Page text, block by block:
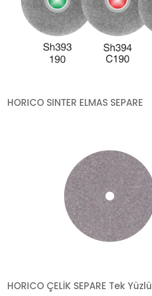
HORICO SINTER ELMAS SEPARE
HORICO ÇELİK SEPARE Tek Yüzlü